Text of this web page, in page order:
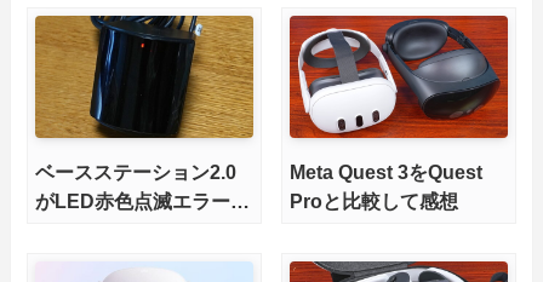
いうよりQuest 2の上位
モデルな価格
ベースステーション2.0
がLED赤色点滅エラーで
Meta Quest 3をQuest
Proと比較して感想